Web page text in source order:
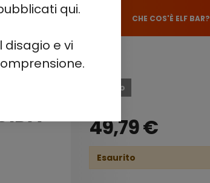
qui.
e vi
- 2% JUICY JANE JJ600 CHE COS'È ELF BAR?
Esaurito
49,79€
Esaurito